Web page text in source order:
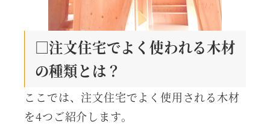
□注文住宅でよく使われる木材
の種類とは？
ここでは、注文住宅でよく使用される木材
を4つご紹介します。